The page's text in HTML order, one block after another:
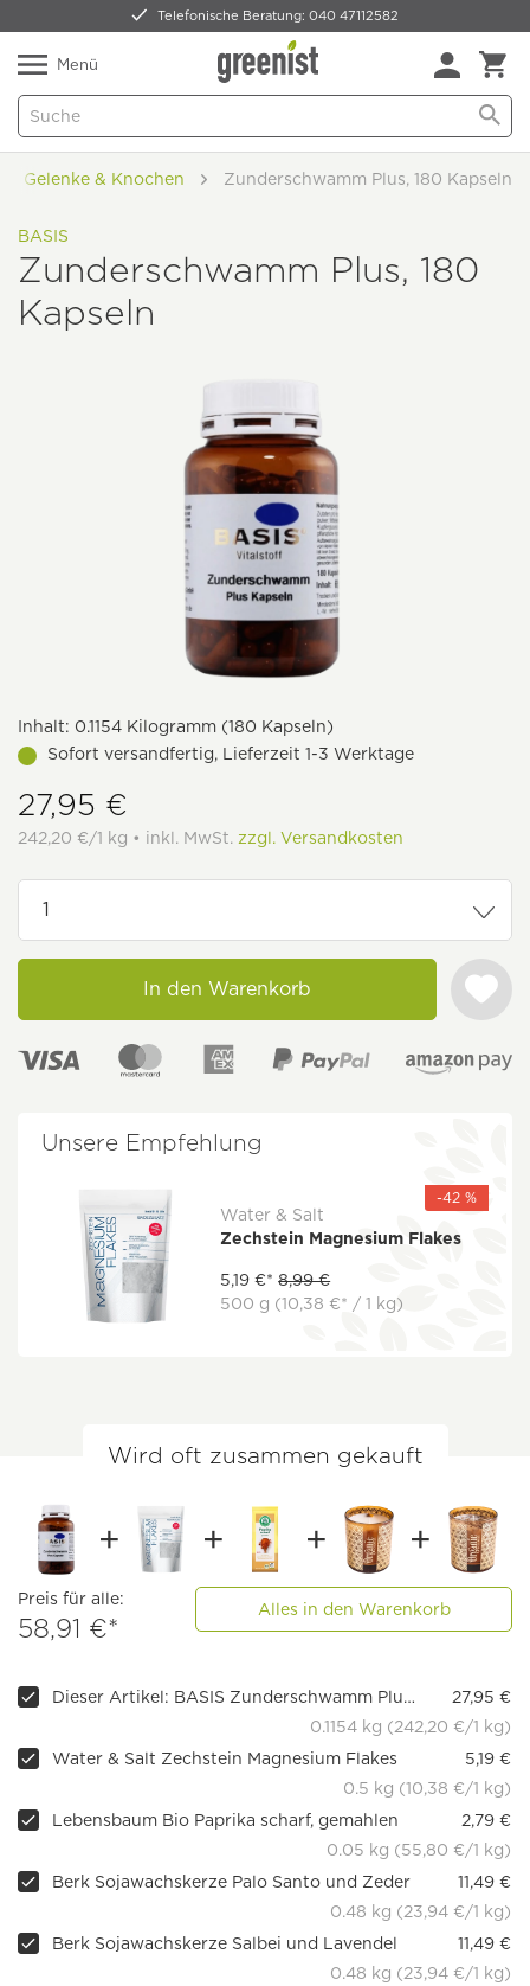
Telefonische Beratung: 040 47112582
Natürlich Pflanzlich Lecker
Menü
Gelenke & Knochen Zunderschwamm Plus, 180 Kapseln
BASIS
Zunderschwamm Plus, 180
Kapseln
Inhalt: 0.1154 Kilogramm (180 Kapseln)
Sofort versandfertig, Lieferzeit 1-3 Werktage
27,95 €
242,20 €/1 kg • inkl. MwSt. zzgl. Versandkosten
In den Warenkorb
Unsere Empfehlung
-42 %
Water & Salt
Zechstein Magnesium Flakes
5,19 €* 8,99 €
500 g (10,38 €* / 1 kg)
Wird oft zusammen gekauft
Preis für alle:
58,91 €*
Alles in den Warenkorb
Dieser Artikel: BASIS Zunderschwamm Plus, 180 Kapseln
27,95 €
0.1154 kg (242,20 €/1 kg)
Water & Salt Zechstein Magnesium Flakes
5,19 €
0.5 kg (10,38 €/1 kg)
Lebensbaum Bio Paprika scharf, gemahlen
2,79 €
0.05 kg (55,80 €/1 kg)
Berk Sojawachskerze Palo Santo und Zeder
11,49 €
0.48 kg (23,94 €/1 kg)
Berk Sojawachskerze Salbei und Lavendel
11,49 €
0.48 kg (23,94 €/1 kg)